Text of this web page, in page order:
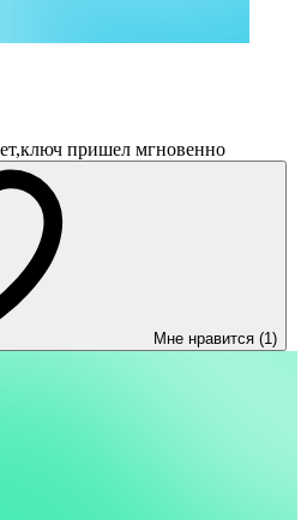
пришел мгновенно
Мне нравится (1)